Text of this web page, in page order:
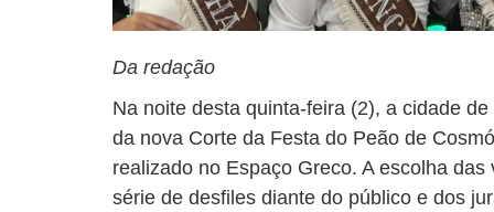
Da redação
Na noite desta quinta-feira (2), a cidade
da nova Corte da Festa do Peão de
realizado no Espaço Greco. A escolha
série de desfiles diante do público e dos